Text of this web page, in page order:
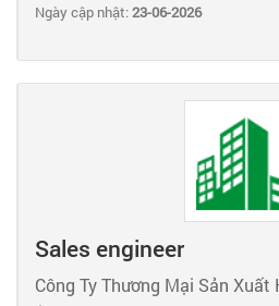
Ngày cập nhật:23-06-2026
Sales engineer
Công Ty Thương Mại Sản Xuất